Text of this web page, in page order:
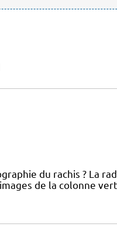
du rachis ? La
de la colonne